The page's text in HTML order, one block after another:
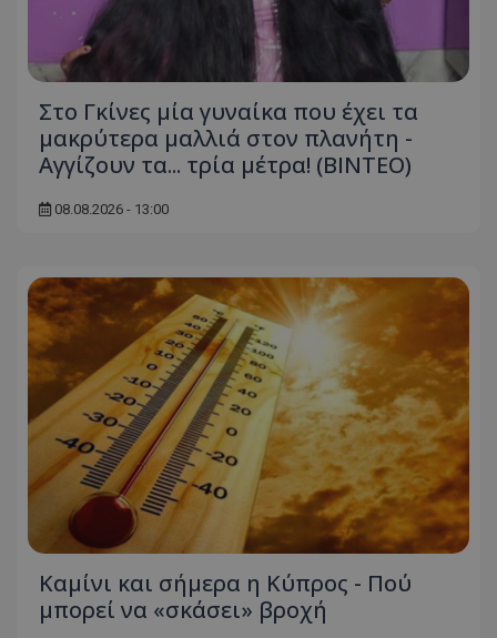
Στο Γκίνες μία γυναίκα που έχει τα
μακρύτερα μαλλιά στον πλανήτη -
Αγγίζουν τα... τρία μέτρα! (ΒΙΝΤΕΟ)
08.08.2026 - 13:00
Καμίνι και σήμερα η Κύπρος - Πού
μπορεί να «σκάσει» βροχή